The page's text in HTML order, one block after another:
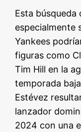
Esta
especialmente
Yankees
figuras como
Tim Hill en la
temporada
Estévez
lanzador
2024 con una